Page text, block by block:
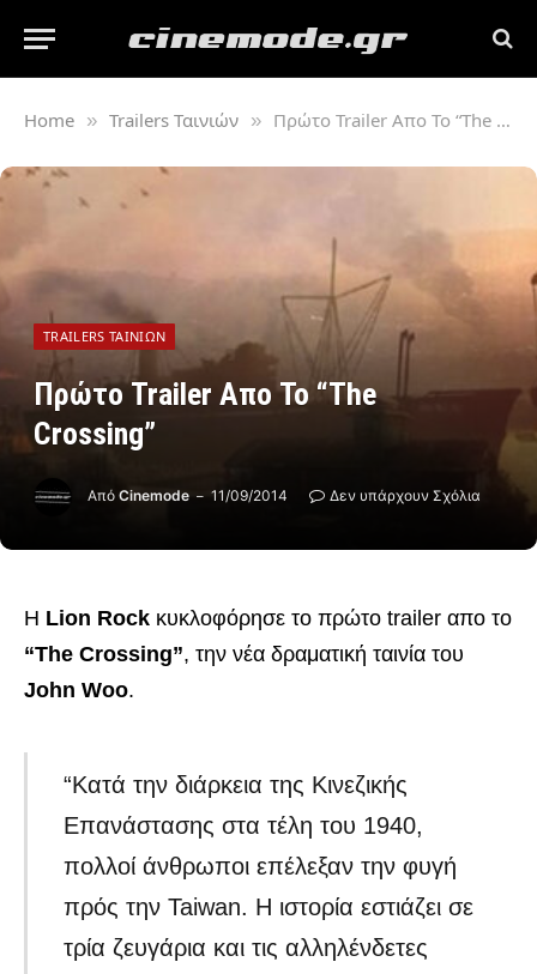
Home » Trailers Ταινιών » Πρώτο Trailer Απο Το “The Crossing”
TRAILERS ΤΑΙΝΙΏΝ
Πρώτο Trailer Απο Το “The
Crossing”
Από Cinemode 11/09/2014 Δεν υπάρχουν Σχόλια
Η Lion Rock κυκλοφόρησε το πρώτο trailer απο το
“The Crossing”, την νέα δραματική ταινία του
John Woo.
“Κατά την διάρκεια της Κινεζικής
Επανάστασης στα τέλη του 1940,
πολλοί άνθρωποι επέλεξαν την φυγή
πρός την Taiwan. Η ιστορία εστιάζει σε
τρία ζευγάρια και τις αλληλένδετες